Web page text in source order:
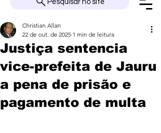
Pesquisar no site
Justiça sentencia
vice-prefeita de Jauru
a pena de prisão e
pagamento de multa
Christian Allan
22 de out. de 2025 1 min de leitura